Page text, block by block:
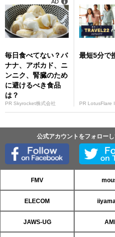
毎日食べてない？バ
ナナ、アボカド、ニ
ンニク、腎臓のため
に避けるべき食品
は？
PR Skyrocket株式会社
AD
最短5分で
PR LotusFlare
公式アカウントをフォロー
FMV
ELECOM
JAWS-UG